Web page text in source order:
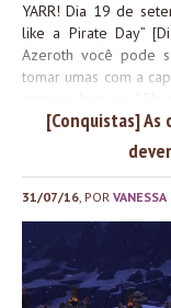
YARR! Dia 19 de
like a Pirate Day”
Azeroth você pode
tomar umas com a
conferir como
uma bebida, me põe
evento tem no nosso
ano temos uma
frente à Angra do
brinquedo, o
e o PNJ não
farme-o o quanto
PIRATE...
[Conquistas]
31/07/16, POR VANESSA